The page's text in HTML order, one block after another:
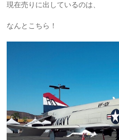
現在売りに出しているのは、
なんとこちら！